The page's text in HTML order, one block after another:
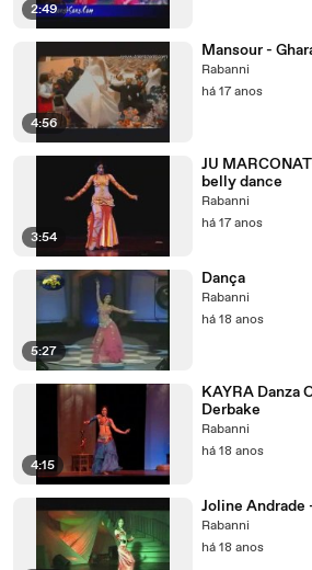
2:49
4:56
Mansour -
Rabanni
há 17 anos
3:54
JU
belly dance
Rabanni
há 17 anos
5:27
Dança
Rabanni
há 18 anos
4:15
KAYRA Danza
Derbake
Rabanni
há 18 anos
Joline Andrade
Rabanni
há 18 anos